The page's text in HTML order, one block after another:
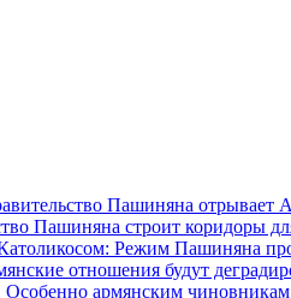
Пашиняна отрывает
Пашиняна строит коридоры
Режим Пашиняна
отношения будут
Особенно армянским чиновникам